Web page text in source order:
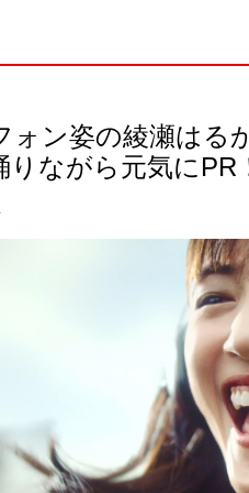
ォン姿の綾瀬は
りながら元気にPR